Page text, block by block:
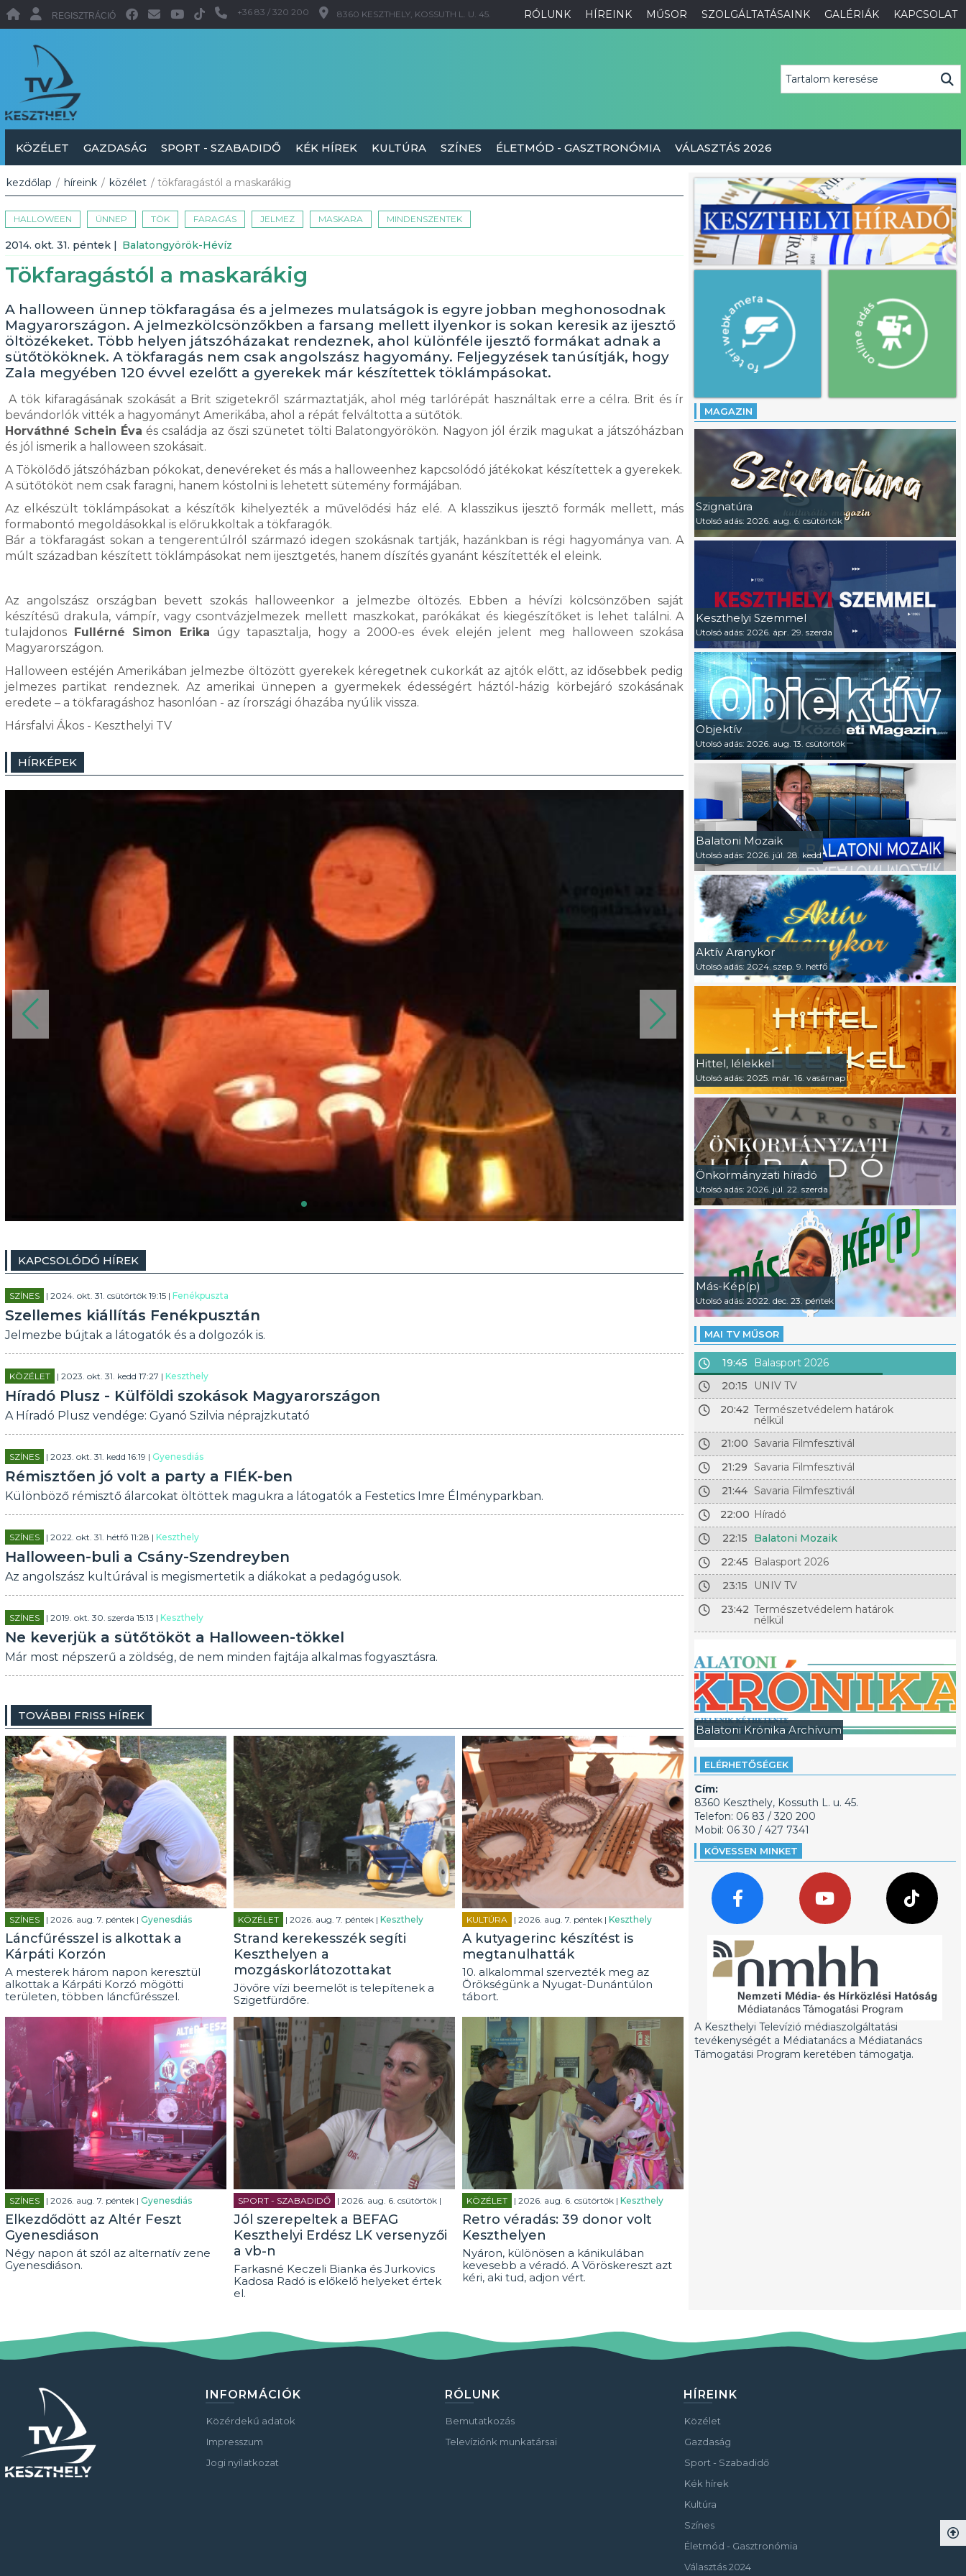
RÓLUNK HÍREINK MŰSOR SZOLGÁLTATÁSAINK GALÉRIÁK KAPCSOLAT
REGISZTRÁCIÓ +36 83 / 320 200 8360 KESZTHELY, KOSSUTH L. U. 45.
KÖZÉLET GAZDASÁG SPORT - SZABADIDŐ KÉK HÍREK KULTÚRA SZÍNES ÉLETMÓD - GASZTRONÓMIA VÁLASZTÁS 2026
kezdőlap / híreink / közélet / tökfaragástól a maskarákig
HALLOWEEN ÜNNEP TÖK FARAGÁS JELMEZ MASKARA MINDENSZENTEK
2014. okt. 31. péntek | Balatongyörök-Hévíz
Tökfaragástól a maskarákig
A halloween ünnep tökfaragása és a jelmezes mulatságok is egyre jobban meghonosodnak
Magyarországon. A jelmezkölcsönzőkben a farsang mellett ilyenkor is sokan keresik az ijesztő
öltözékeket. Több helyen játszóházakat rendeznek, ahol különféle ijesztő formákat adnak a
sütőtököknek. A tökfaragás nem csak angolszász hagyomány. Feljegyzések tanúsítják, hogy
Zala megyében 120 évvel ezelőtt a gyerekek már készítettek töklámpásokat.
A tök kifaragásának szokását a Brit szigetekről származtatják, ahol még tarlórépát használtak erre a célra. Brit és ír
bevándorlók vitték a hagyományt Amerikába, ahol a répát felváltotta a sütőtök.
Horváthné Schein Éva és családja az őszi szünetet tölti Balatongyörökön. Nagyon jól érzik magukat a játszóházban
és jól ismerik a halloween szokásait.
A Tökölődő játszóházban pókokat, denevéreket és más a halloweenhez kapcsolódó játékokat készítettek a gyerekek.
A sütőtököt nem csak faragni, hanem kóstolni is lehetett sütemény formájában.
Az elkészült töklámpásokat a készítők kihelyezték a művelődési ház elé. A klasszikus ijesztő formák mellett, más
formabontó megoldásokkal is előrukkoltak a tökfaragók.
Bár a tökfaragást sokan a tengerentúlról származó idegen szokásnak tartják, hazánkban is régi hagyománya van. A
múlt században készített töklámpásokat nem ijesztgetés, hanem díszítés gyanánt készítették el eleink.
Az angolszász országban bevett szokás halloweenkor a jelmezbe öltözés. Ebben a hévízi kölcsönzőben saját
készítésű drakula, vámpír, vagy csontvázjelmezek mellett maszkokat, parókákat és kiegészítőket is lehet találni. A
tulajdonosFullérné Simon Erika úgy tapasztalja, hogy a 2000-es évek elején jelent meg halloween szokása
Magyarországon.
Halloween estéjén Amerikában jelmezbe öltözött gyerekek kéregetnek cukorkát az ajtók előtt, az idősebbek pedig
jelmezes partikat rendeznek. Az amerikai ünnepen a gyermekek édességért háztól-házig körbejáró szokásának
eredete – a tökfaragáshoz hasonlóan - az írországi óhazába nyúlik vissza.
Hársfalvi Ákos - Keszthelyi TV
HÍRKÉPEK
KAPCSOLÓDÓ HÍREK
SZÍNES | 2024. okt. 31. csütörtök 19:15 | Fenékpuszta
Szellemes kiállítás Fenékpusztán
Jelmezbe bújtak a látogatók és a dolgozók is.
KÖZÉLET | 2023. okt. 31. kedd 17:27 | Keszthely
Híradó Plusz - Külföldi szokások Magyarországon
A Híradó Plusz vendége: Gyanó Szilvia néprajzkutató
SZÍNES | 2023. okt. 31. kedd 16:19 | Gyenesdiás
Rémisztően jó volt a party a FIÉK-ben
Különböző rémisztő álarcokat öltöttek magukra a látogatók a Festetics Imre Élményparkban.
SZÍNES | 2022. okt. 31. hétfő 11:28 | Keszthely
Halloween-buli a Csány-Szendreyben
Az angolszász kultúrával is megismertetik a diákokat a pedagógusok.
SZÍNES | 2019. okt. 30. szerda 15:13 | Keszthely
Ne keverjük a sütőtököt a Halloween-tökkel
Már most népszerű a zöldség, de nem minden fajtája alkalmas fogyasztásra.
TOVÁBBI FRISS HÍREK
SZÍNES | 2026. aug. 7. péntek | Gyenesdiás
Láncfűrésszel is alkottak a
Kárpáti Korzón
A mesterek három napon keresztül
alkottak a Kárpáti Korzó mögötti
területen, többen láncfűrésszel.
KÖZÉLET | 2026. aug. 7. péntek | Keszthely
Strand kerekesszék segíti
Keszthelyen a
mozgáskorlátozottakat
Jövőre vízi beemelőt is telepítenek a
Szigetfürdőre.
KULTÚRA | 2026. aug. 7. péntek | Keszthely
A kutyagerinc készítést is
megtanulhatták
10. alkalommal szervezték meg az
Örökségünk a Nyugat-Dunántúlon
tábort.
SZÍNES | 2026. aug. 7. péntek | Gyenesdiás
Elkezdődött az Altér Feszt
Gyenesdiáson
Négy napon át szól az alternatív zene
Gyenesdiáson.
SPORT - SZABADIDŐ | 2026. aug. 6. csütörtök |
Jól szerepeltek a BEFAG
Keszthelyi Erdész LK versenyzői
a vb-n
Farkasné Keczeli Bianka és Jurkovics
Kadosa Radó is előkelő helyeket értek
el.
KÖZÉLET | 2026. aug. 6. csütörtök | Keszthely
Retro véradás: 39 donor volt
Keszthelyen
Nyáron, különösen a kánikulában
kevesebb a véradó. A Vöröskereszt azt
kéri, aki tud, adjon vért.
MAGAZIN
Szignatúra
Utolsó adás: 2026. aug. 6. csütörtök
Keszthelyi Szemmel
Utolsó adás: 2026. ápr. 29. szerda
Objektív
Utolsó adás: 2026. aug. 13. csütörtök
Balatoni Mozaik
Utolsó adás: 2026. júl. 28. kedd
Aktív Aranykor
Utolsó adás: 2024. szep. 9. hétfő
Hittel, lélekkel
Utolsó adás: 2025. már. 16. vasárnap
Önkormányzati híradó
Utolsó adás: 2026. júl. 22. szerda
Más-Kép(p)
Utolsó adás: 2022. dec. 23. péntek
MAI TV MŰSOR
19:45
Balasport 2026
20:15
UNIV TV
20:42 Természetvédelem határok
nélkül
21:00 Savaria Filmfesztivál
21:29 Savaria Filmfesztivál
21:44 Savaria Filmfesztivál
22:00 Híradó
22:15
Balatoni Mozaik
22:45
Balasport 2026
23:15
UNIV TV
23:42 Természetvédelem határok
nélkül
Balatoni Krónika Archívum
ELÉRHETŐSÉGEK
Cím:
8360 Keszthely, Kossuth L. u. 45.
Telefon: 06 83 / 320 200
Mobil: 06 30 / 427 7341
KÖVESSEN MINKET
A Keszthelyi Televízió médiaszolgáltatási
tevékenységét a Médiatanács a Médiatanács
Támogatási Program keretében támogatja.
INFORMÁCIÓK
Közérdekű adatok
Impresszum
Jogi nyilatkozat
RÓLUNK
Bemutatkozás
Televíziónk munkatársai
HÍREINK
Közélet
Gazdaság
Sport - Szabadidő
Kék hírek
Kultúra
Színes
Életmód - Gasztronómia
Választás 2024